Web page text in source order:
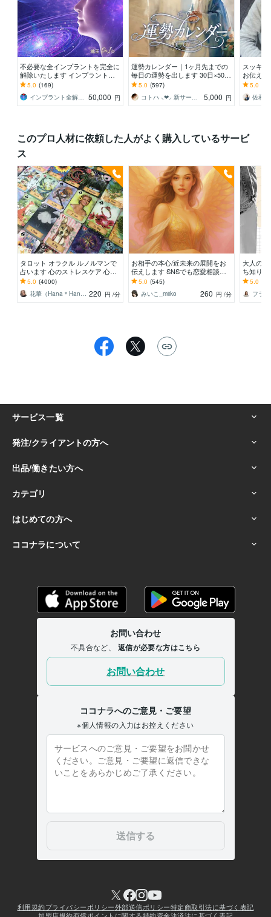
不必要な全インプラントを完全に
解除いたします インプラント全
解除創始者 × 魂の解放・カルマ浄
化・能力開花
5.0 (169)
インプラント全解除創始者｜魂王DaI⭐︎ 50,000 円
運勢カレンダー｜1ヶ月先までの
毎日の運勢を出します 30日×500
字のおよそ1万5千文字で細かく詳
細に記します
5.0 (597)
コトハ ⸜❤︎⸝ 新サービス提供開始✨️
5,000 円
スッキ
お伝え
間関係
持ち等◎
5.0
このプロ人材に依頼した人がよく購入しているサービ
ス
タロット オラクル ルノルマンで
占います 心のストレスケア 心理
学と占いの融合
5.0 (4000)
花華（Hana＊Hana） 220 円 /分
お相手の本心/近未来の展開をお
伝えします SNSでも恋愛相談解
決実績多数/曖昧な状況もお任せ
ください！
5.0 (545)
みいこ_miiko
260 円 /分
大人の
ち知り
ットで
5.0